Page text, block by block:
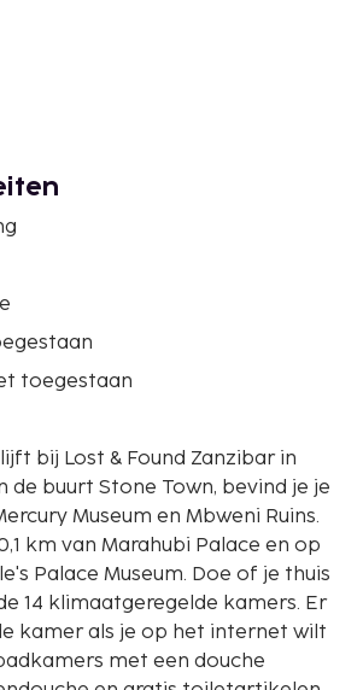
toegestaan
bij Lost & Found Zanzibar in
de buurt Stone Town, bevind je je
Museum en Mbweni Ruins.
km van Marahubi Palace en op
Palace Museum. Doe of je thuis
14 klimaatgeregelde kamers. Er
kamer als je op het internet wilt
met een douche